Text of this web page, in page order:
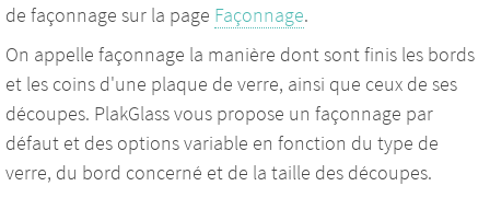
de façonnage sur la page Façonnage.
On appelle façonnage la manière dont sont finis les bords
et les coins d'une plaque de verre, ainsi que ceux de ses
découpes. PlakGlass vous propose un façonnage par
défaut et des options variable en fonction du type de
verre, du bord concerné et de la taille des découpes.